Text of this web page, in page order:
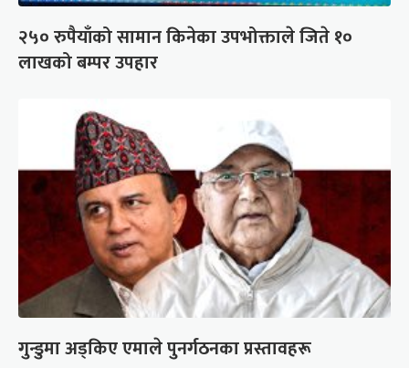
२५० रुपैयाँको सामान किनेका उपभोक्ताले जिते १०
लाखको बम्पर उपहार
गुन्डुमा अड्किए एमाले पुनर्गठनका प्रस्तावहरू